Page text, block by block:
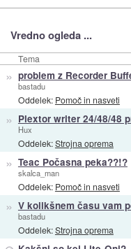
Vredno ogleda ...
Tema
» problem z Recorder
bastadu
Oddelek: Pomoč in nasveti
» Plextor writer 24/48/48
Hux
Oddelek:Strojna oprema
» Teac Počasna peka??!?
skalca_man
Oddelek: Pomoč in nasveti
» V kolikšnem času vam
bastadu
Oddelek:Strojna oprema